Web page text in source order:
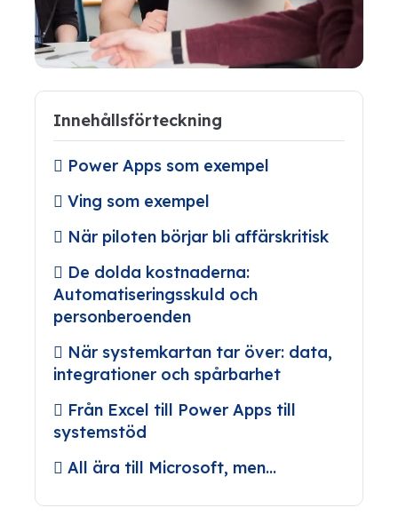
Innehållsförteckning
Power Apps som exempel
Ving som exempel
När piloten börjar bli affärskritisk
De dolda kostnaderna:
Automatiseringsskuld och
personberoenden
När systemkartan tar över: data,
integrationer och spårbarhet
Från Excel till Power Apps till
systemstöd
All ära till Microsoft, men…